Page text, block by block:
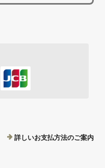
詳しいお支払方法のご案内